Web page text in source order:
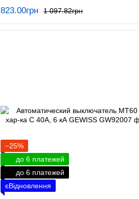
1 097.82грн
823.00грн
−25%
до 6 платежей
до 6 платежей
єВідновлення